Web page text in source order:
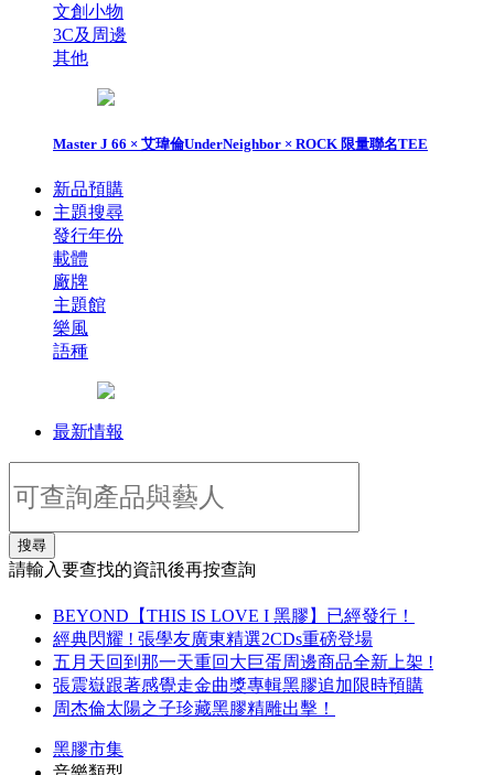
文創小物
3C及周邊
其他
Master J 66 × 艾瑋倫UnderNeighbor × ROCK 限量聯名TEE
新品預購
主題搜尋
發行年份
載體
廠牌
主題館
樂風
語種
最新情報
搜尋
請輸入要查找的資訊後再按查詢
BEYOND【THIS IS LOVE I 黑膠】已經發行！
經典閃耀 ! 張學友廣東精選2CDs重磅登場
五月天回到那一天重回大巨蛋周邊商品全新上架 !
張震嶽跟著感覺走金曲獎專輯黑膠追加限時預購
周杰倫太陽之子珍藏黑膠精雕出擊！
黑膠市集